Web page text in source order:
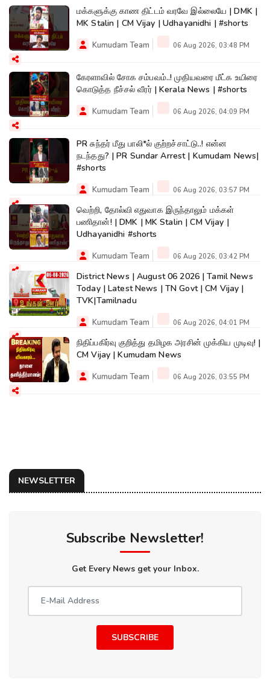
மக்களுக்கு காண திட்டம் வரவே இல்லையே | DMK |
MK Stalin | CM Vijay | Udhayanidhi | #shorts
Kumudam Team 06 Aug 2026, 03:48 PM
கேரளாவில் சோக சம்பவம்..! முதியவரை மீட்க உயிரை
கொடுத்த நீச்சல் வீரர் | Kerala News | #shorts
Kumudam Team 06 Aug 2026, 04:09 PM
PR சுந்தர் மீது பாலி*ல் குற்றச்சாட்டு..! என்ன
நடந்தது? | PR Sundar Arrest | Kumudam News|
#shorts
Kumudam Team 06 Aug 2026, 03:57 PM
வெற்றி, தோல்வி எதுவாக இருந்தாலும் மக்கள்
பணிதான்! | DMK | MK Stalin | CM Vijay |
Udhayanidhi #shorts
Kumudam Team 06 Aug 2026, 03:42 PM
District News | August 06 2026 | Tamil News
Today | Latest News | TN Govt | CM Vijay |
TVK|Tamilnadu
Kumudam Team 06 Aug 2026, 04:01 PM
நிதிப்பகிர்வு குறித்து தமிழக அரசின் முக்கிய முடிவு! |
CM Vijay | Kumudam News
Kumudam Team 06 Aug 2026, 03:55 PM
NEWSLETTER
Subscribe Newsletter!
Get Every News get your Inbox.
SUBSCRIBE